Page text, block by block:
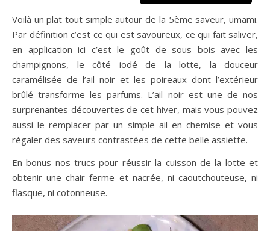
Voilà un plat tout simple autour de la 5ème saveur, umami.
Par définition c’est ce qui est savoureux, ce qui fait saliver,
en application ici c’est le goût de sous bois avec les
champignons, le côté iodé de la lotte, la douceur
caramélisée de l’ail noir et les poireaux dont l’extérieur
brûlé transforme les parfums. L’ail noir est une de nos
surprenantes découvertes de cet hiver, mais vous pouvez
aussi le remplacer par un simple ail en chemise et vous
régaler des saveurs contrastées de cette belle assiette.
En bonus nos trucs pour réussir la cuisson de la lotte et
obtenir une chair ferme et nacrée, ni caoutchouteuse, ni
flasque, ni cotonneuse.